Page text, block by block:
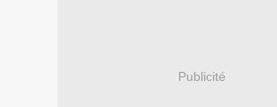
Publicité